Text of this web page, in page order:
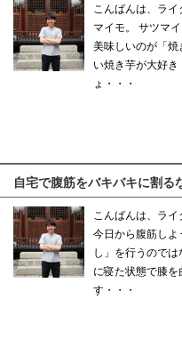
こんばんは、ラ
マイモ。 サツマ
美味しいのが「
い焼き芋が大好
ょ・・・
自宅で腹筋をバキバキに割る
こんばんは、ラ
今日から腹筋しよ
し」を行うので
に寝た状態で膝
す・・・